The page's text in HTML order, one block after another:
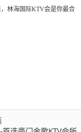
林海国际KTV会是你最合